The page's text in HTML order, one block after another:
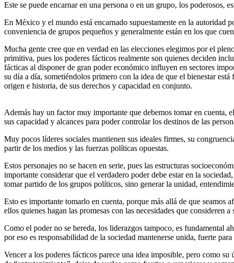
Este se puede encarnar en una persona o en un grupo, los poderosos,
En México y el mundo está encarnado supuestamente en la autoridad
conveniencia de grupos pequeños y generalmente están en los que
Mucha gente cree que en verdad en las elecciones elegimos por el
primitiva, pues los poderes fácticos realmente son quienes deciden
fácticas al disponer de gran poder económico influyen en sectores
su día a día, sometiéndolos primero con la idea de que el bienestar
origen e historia, de sus derechos y capacidad en conjunto.
Además hay un factor muy importante que debemos tomar en cuenta,
sus capacidad y alcances para poder controlar los destinos de las
Muy pocos líderes sociales mantienen sus ideales firmes, su
partir de los medios y las fuerzas políticas opuestas.
Estos personajes no se hacen en serie, pues las estructuras
importante considerar que el verdadero poder debe estar en la
tomar partido de los grupos políticos, sino generar la unidad,
Esto es importante tomarlo en cuenta, porque más allá de que seamos
ellos quienes hagan las promesas con las necesidades que consideren
Como el poder no se hereda, los liderazgos tampoco, es fundamental
por eso es responsabilidad de la sociedad mantenerse unida, fuerte
Vencer a los poderes fácticos parece una idea imposible, pero como